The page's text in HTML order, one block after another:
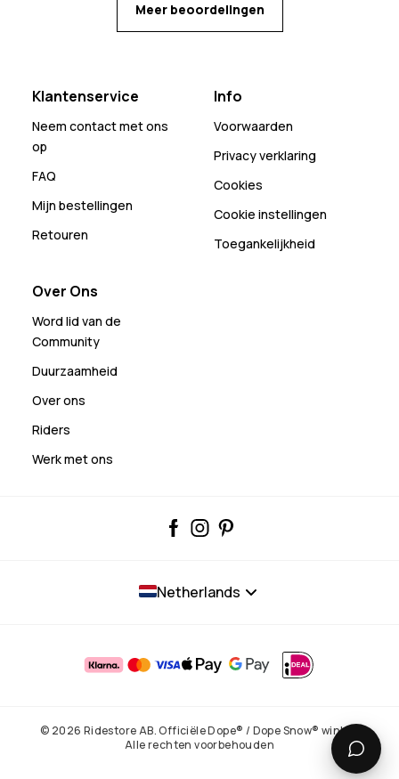
Meer beoordelingen
Klantenservice
Neem contact met ons
op
FAQ
Mijn bestellingen
Retouren
Info
Voorwaarden
Privacy verklaring
Cookies
Cookie instellingen
Toegankelijkheid
Over Ons
Word lid van de
Community
Duurzaamheid
Over ons
Riders
Werk met ons
Netherlands
© 2026 Ridestore AB. Officiële Dope® / Dope Snow® winkel.
Alle rechten voorbehouden